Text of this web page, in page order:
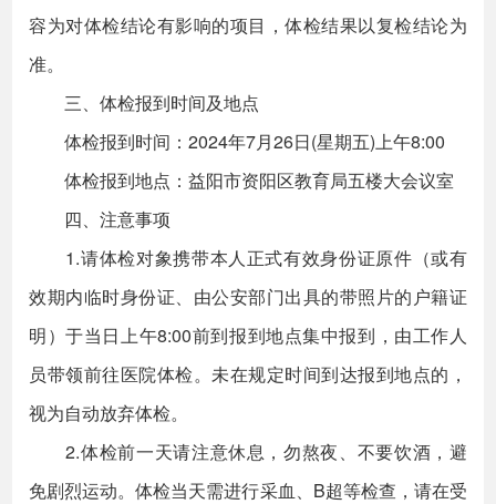
容为对体检结论有影响的项目，体检结果以复检结论为
准。
三、体检报到时间及地点
体检报到时间：2024年7月26日(星期五)上午8:00
体检报到地点：益阳市资阳区教育局五楼大会议室
四、注意事项
1.请体检对象携带本人正式有效身份证原件（或有
效期内临时身份证、由公安部门出具的带照片的户籍证
明）于当日上午8:00前到报到地点集中报到，由工作人
员带领前往医院体检。未在规定时间到达报到地点的，
视为自动放弃体检。
2.体检前一天请注意休息，勿熬夜、不要饮酒，避
免剧烈运动。体检当天需进行采血、B超等检查，请在受